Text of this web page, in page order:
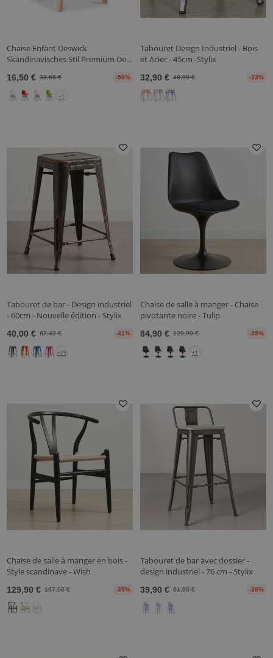
Chaise Enfant Deswick
Skandinavisches Stil Premium De...
16,50 € 38,68 € -58%
+1
Tabouret Design Industriel - Bois
et Acier - 45cm -Stylix
32,90 € 48,90 € -33%
Tabouret de bar - Design industriel
- 60cm - Nouvelle édition - Stylix
40,00 € 67,43 € -41%
+25
Chaise de salle à manger - Chaise
pivotante noire - Tulip
84,90 € 129,90 € -35%
+1
Chaise de salle à manger en bois -
Style scandinave - Wish
129,90 € 197,90 € -35%
Tabouret de bar avec dossier -
design industriel - 76 cm - Stylix
39,90 € 61,90 € -36%